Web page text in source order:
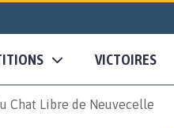
VICTOIRES
Chat Libre de Neuvecelle